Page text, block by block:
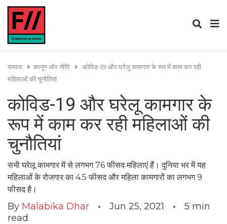
समाज कानून और नीति
कोविड-19 और घरेलू कामगार के रूप में काम कर रही
महिलाओं की चुनौतियां
कोविड-19 और घरेलू कामगार के
रूप में काम कर रही महिलाओं की
चुनौतियां
सभी घरेलू कामगार में से लगभग 76 फीसद महिलाएं हैं। दुनिया भर में यह
महिलाओं के रोजगार का 4.5 फीसद और महिला कामगारों का लगभग 9
फीसद है।
By Malabika Dhar Jun 25, 2021 5 min
read